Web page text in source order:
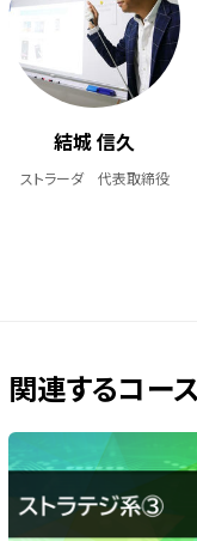
結城 信久
ストラーダ 代表取締役
関連するコース